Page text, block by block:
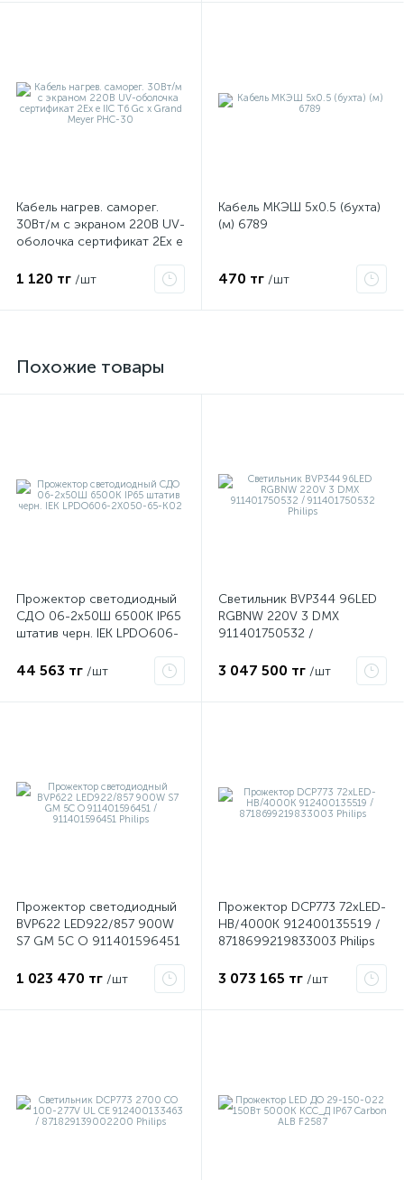
Кабель нагрев. саморег.
30Вт/м с экраном 220В UV-
оболочка сертификат 2Ex e
PHC-30
1 120 тг /шт
Кабель МКЭШ 5х0.5 (бухта)
(м) 6789
470 тг /шт
Похожие товары
Прожектор светодиодный
СДО 06-2x50Ш 6500К IP65
штатив черн. IEK LPDO606-
44 563 тг /шт
Светильник BVP344 96LED
RGBNW 220V 3 DMX
911401750532 /
3 047 500 тг /шт
Прожектор светодиодный
BVP622 LED922/857 900W
S7 GM 5C O 911401596451
1 023 470 тг /шт
Прожектор DCP773 72хLED-
HB/4000К 912400135519 /
8718699219833003 Philips
3 073 165 тг /шт